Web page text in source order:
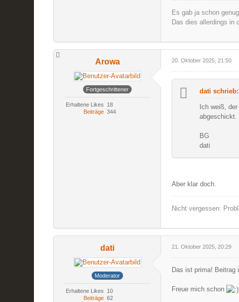
Es gab ja schon
Das dies allerdings in
Arowa
Fortgeschrittener
Erhaltene Likes
18
Beiträge 344
20. Oktober 2025, 21:50
dati schrieb:
Ich weiß,
abgeschickt.
BG
dati
Aber klar doch.
Nicht vergessen:
dati
Moderator
Erhaltene Likes
10
Beiträge 62
21. Oktober 2025, 20:29
Das ist prima! Beitrag
Freue mich schon